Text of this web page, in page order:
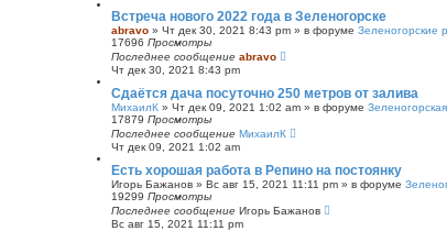
Встреча нового 2022 года в Зеленогорске
abravo » Чт дек 30, 2021 8:43 pm » в форуме Зеленогорские
17696 Просмотры
Последнее сообщение abravo
Чт дек 30, 2021 8:43 pm
Сдаётся дача посуточно 250 метров от залива
МихаилК » Чт дек 09, 2021 1:02 am » в форуме
17879 Просмотры
Последнее сообщение МихаилК
Чт дек 09, 2021 1:02 am
Есть хорошая работа в Репино на постоянку
Игорь Бажанов » Вс авг 15, 2021 11:11 pm » в форуме
19299 Просмотры
Последнее сообщение Игорь Бажанов
Вс авг 15, 2021 11:11 pm